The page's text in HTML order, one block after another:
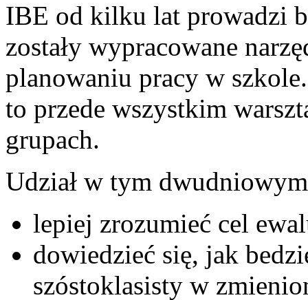
IBE od kilku lat prowadzi
zostały wypracowane
planowaniu pracy w
to przede wszystkim
grupach.
Udział w tym
lepiej zrozumieć cel
dowiedzieć się, jak
szóstoklasisty w